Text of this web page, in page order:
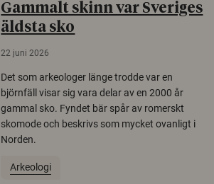
Gammalt skinn var Sveriges
äldsta sko
22 juni 2026
Det som arkeologer länge trodde var en
björnfäll visar sig vara delar av en 2000 år
gammal sko. Fyndet bär spår av romerskt
skomode och beskrivs som mycket ovanligt i
Norden.
Arkeologi